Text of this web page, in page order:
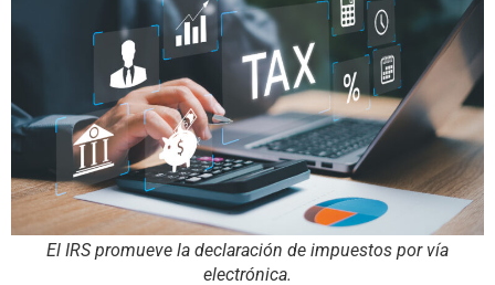
El IRS promueve la declaración de impuestos por vía
electrónica.